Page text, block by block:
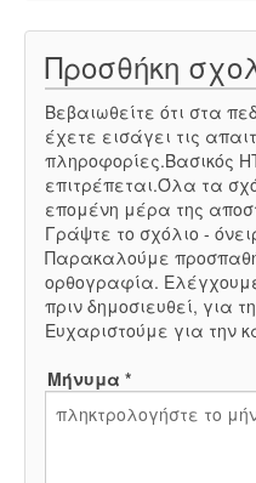
Προσθήκη
Βεβαιωθείτε ότι στα
έχετε εισάγει τις
πληροφορίες.Βασικός
επιτρέπεται.Όλα τα
επομένη μέρα της
Γράψτε το σχόλιο -
Παρακαλούμε
ορθογραφία.
πριν δημοσιευθεί, για
Ευχαριστούμε για την
Μήνυμα *